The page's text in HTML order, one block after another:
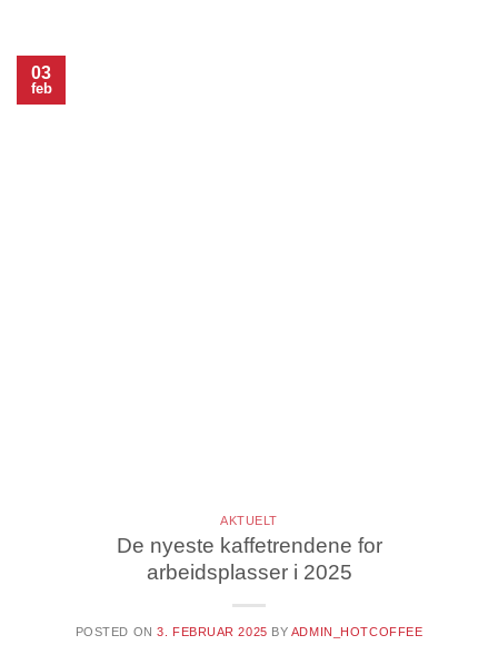
03
feb
AKTUELT
De nyeste kaffetrendene for
arbeidsplasser i 2025
POSTED ON3. FEBRUAR 2025 BY ADMIN_HOTCOFFEE